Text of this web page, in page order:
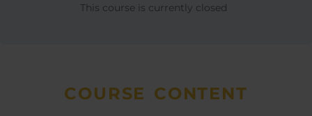
This course is currently closed
COURSE CONTENT